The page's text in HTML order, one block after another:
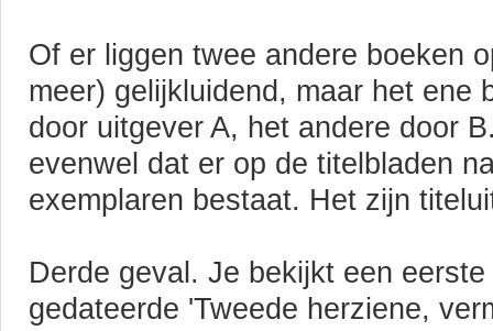
Of er liggen twee andere boeken
meer) gelijkluidend, maar het ene
door uitgever A, het andere door
evenwel dat er op de titelbladen
exemplaren bestaat. Het zijn
Derde geval. Je bekijkt een
gedateerde 'Tweede herziene,